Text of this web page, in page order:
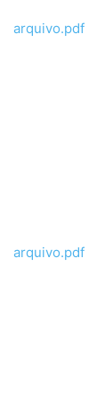
arquivo.pdf
arquivo.pdf